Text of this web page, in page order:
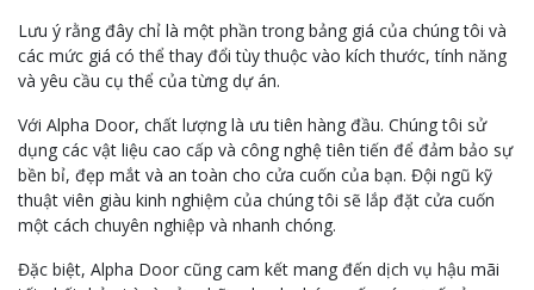
Lưu ý rằng đây chỉ là một phần trong bảng giá của chúng tôi và
các mức giá có thể thay đổi tùy thuộc vào kích thước, tính năng
và yêu cầu cụ thể của từng dự án.
Với Alpha Door, chất lượng là ưu tiên hàng đầu. Chúng tôi sử
dụng các vật liệu cao cấp và công nghệ tiên tiến để đảm bảo sự
bền bỉ, đẹp mắt và an toàn cho cửa cuốn của bạn. Đội ngũ kỹ
thuật viên giàu kinh nghiệm của chúng tôi sẽ lắp đặt cửa cuốn
một cách chuyên nghiệp và nhanh chóng.
Đặc biệt, Alpha Door cũng cam kết mang đến dịch vụ hậu mãi